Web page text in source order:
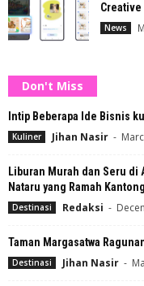
Creative
News
Don't Miss
Intip Beberapa Ide Bisnis
Kuliner Jihan Nasir -
Liburan Murah dan Seru di
Nataru yang Ramah Kantong
Destinasi Redaksi -
Taman Margasatwa
Destinasi Jihan Nasir -